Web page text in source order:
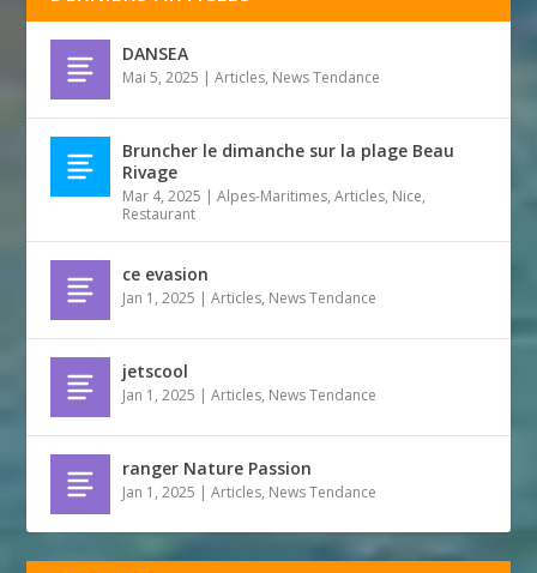
DANSEA
Mai 5, 2025 |Articles, News Tendance
Bruncher le dimanche sur la plage Beau
Rivage
Mar 4, 2025 |Alpes-Maritimes,Articles, Nice,
Restaurant
ce evasion
Jan 1, 2025 |Articles, News Tendance
jetscool
Jan 1, 2025 |Articles, News Tendance
ranger Nature Passion
Jan 1, 2025 |Articles, News Tendance